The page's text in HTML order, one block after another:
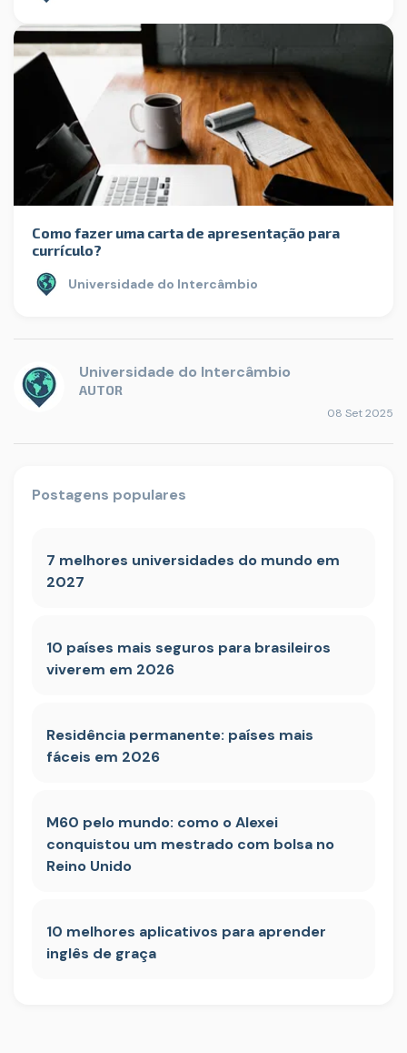
Como fazer uma carta de apresentação para
currículo?
Universidade do Intercâmbio
Universidade do Intercâmbio
AUTOR
08 Set 2025
Postagens populares
7 melhores universidades do mundo em
2027
10 países mais seguros para brasileiros
viverem em 2026
Residência permanente: países mais
fáceis em 2026
M60 pelo mundo: como o Alexei
conquistou um mestrado com bolsa no
Reino Unido
10 melhores aplicativos para aprender
inglês de graça